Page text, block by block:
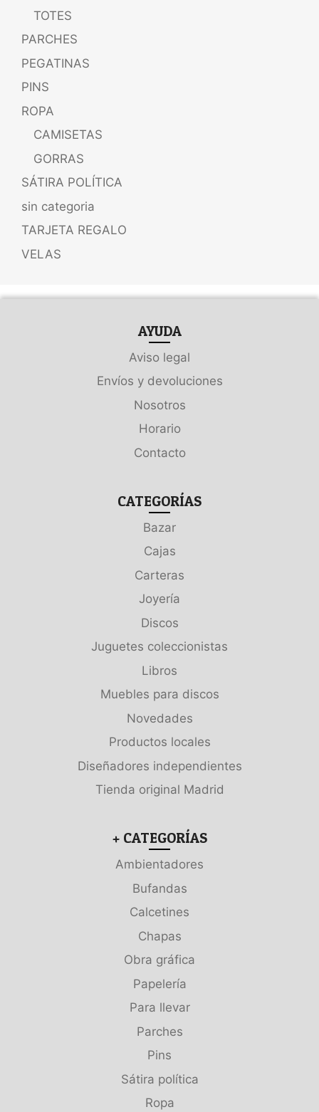
TOTES
PARCHES
PEGATINAS
PINS
ROPA
CAMISETAS
GORRAS
SÁTIRA POLÍTICA
sin categoria
TARJETA REGALO
VELAS
AYUDA
Aviso legal
Envíos y devoluciones
Nosotros
Horario
Contacto
CATEGORÍAS
Bazar
Cajas
Carteras
Joyería
Discos
Juguetes coleccionistas
Libros
Muebles para discos
Novedades
Productos locales
Diseñadores independientes
Tienda original Madrid
+ CATEGORÍAS
Ambientadores
Bufandas
Calcetines
Chapas
Obra gráfica
Papelería
Para llevar
Parches
Pins
Sátira política
Ropa